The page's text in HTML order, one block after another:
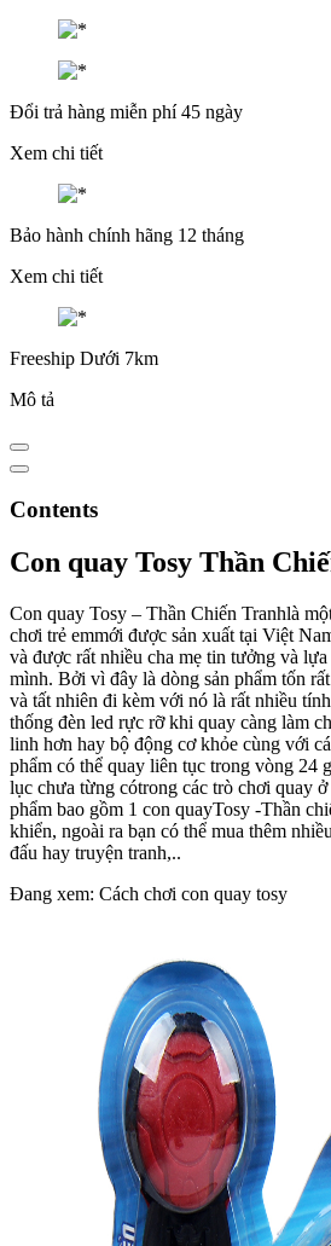
Đổi trả hàng miễn phí 45 ngày
Xem chi tiết
Bảo hành chính hãng 12 tháng
Xem chi tiết
Freeship Dưới 7km
Mô tả
Contents
Con quay Tosy Thần
Con quay Tosy – Thần Chiến Tranhlà
chơi trẻ emmới được sản xuất tại Việt
và được rất nhiều cha mẹ tin tưởng và
mình. Bởi vì đây là dòng sản phẩm tốn
và tất nhiên đi kèm với nó là rất nhiều
thống đèn led rực rỡ khi quay càng làm
linh hơn hay bộ động cơ khỏe cùng với
phẩm có thể quay liên tục trong vòng 24
lục chưa từng cótrong các trò chơi quay
phẩm bao gồm 1 con quayTosy -Thần
khiển, ngoài ra bạn có thể mua thêm
đấu hay truyện tranh,..
Đang xem: Cách chơi con quay tosy